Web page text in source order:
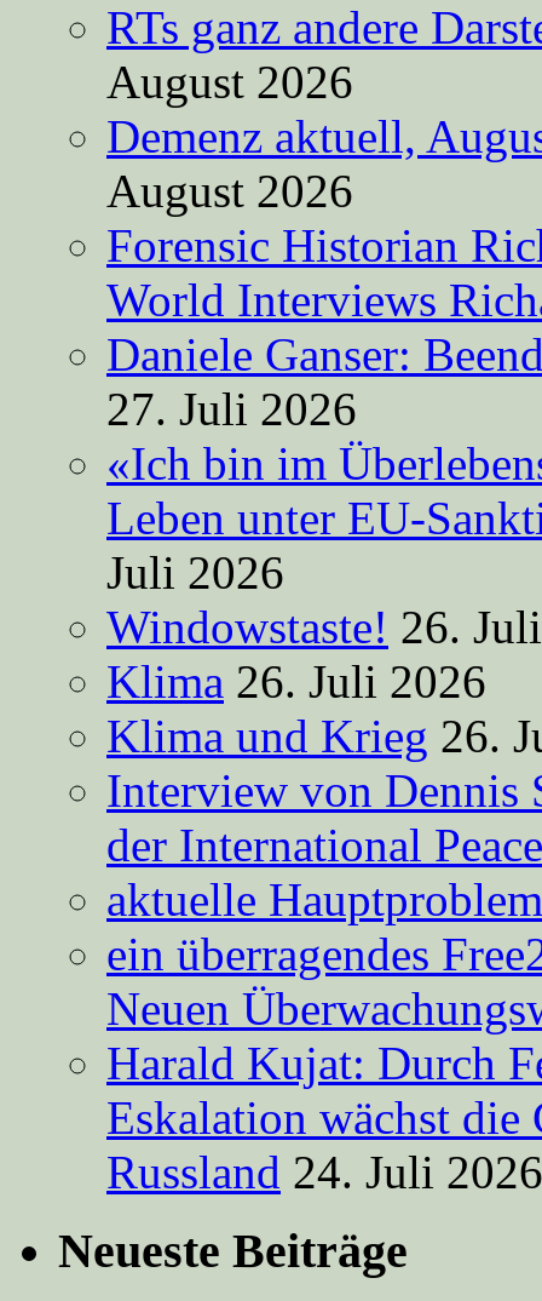
RTs ganz andere
August 2026
Demenz aktuell,
August 2026
Forensic Historian
World Interviews
Daniele Ganser:
27. Juli 2026
«Ich bin im
Leben unter EU-
Juli 2026
Windowstaste! 26.
Klima 26. Juli 2026
Klima und Krieg 26.
Interview von Dennis
der International
aktuelle
ein überragendes
Neuen
Harald Kujat: Durch
Eskalation wächst die
Russland 24. Juli 2026
Neueste Beiträge